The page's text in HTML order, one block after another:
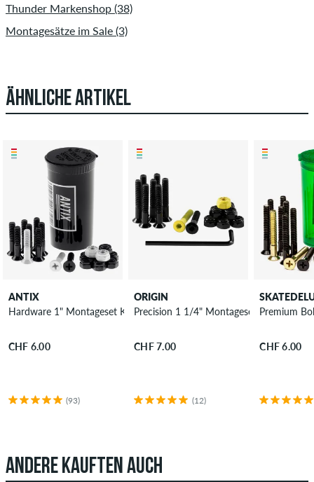
Thunder Markenshop (38)
Montagesätze im Sale (3)
ÄHNLICHE ARTIKEL
ANTIX
Hardware 1" Montageset Kreuzschlitz
CHF 6.00
(93)
ORIGIN
Precision 1 1/4" Montageset
CHF 7.00
(12)
Premium
CHF 6.00
ANDERE KAUFTEN AUCH